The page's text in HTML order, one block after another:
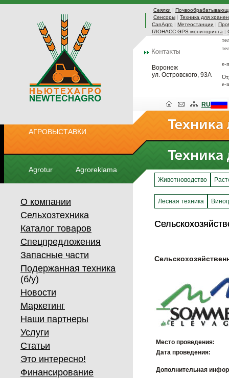
Сеялки |
Сенсоры | Техника для
CanAgro | Метеостанции |
ГЛОНАСС GPS мониторинга |
Воронеж
ул. Островского, 93А
e-
e-
АГРОВЫСТАВКИ
Agrotur Agroreklama
RU
О компании
Сельхозтехника
Каталог товаров
Спецпредложения
Запасные части
Подержанная техника
(б/у)
Новости
Маркетинг
Наши партнеры
Услуги
Статьи
Это интересно!
Финансирование
Животноводство
Лесная техника
Место проведения:
Дата проведения:
Дополнительная